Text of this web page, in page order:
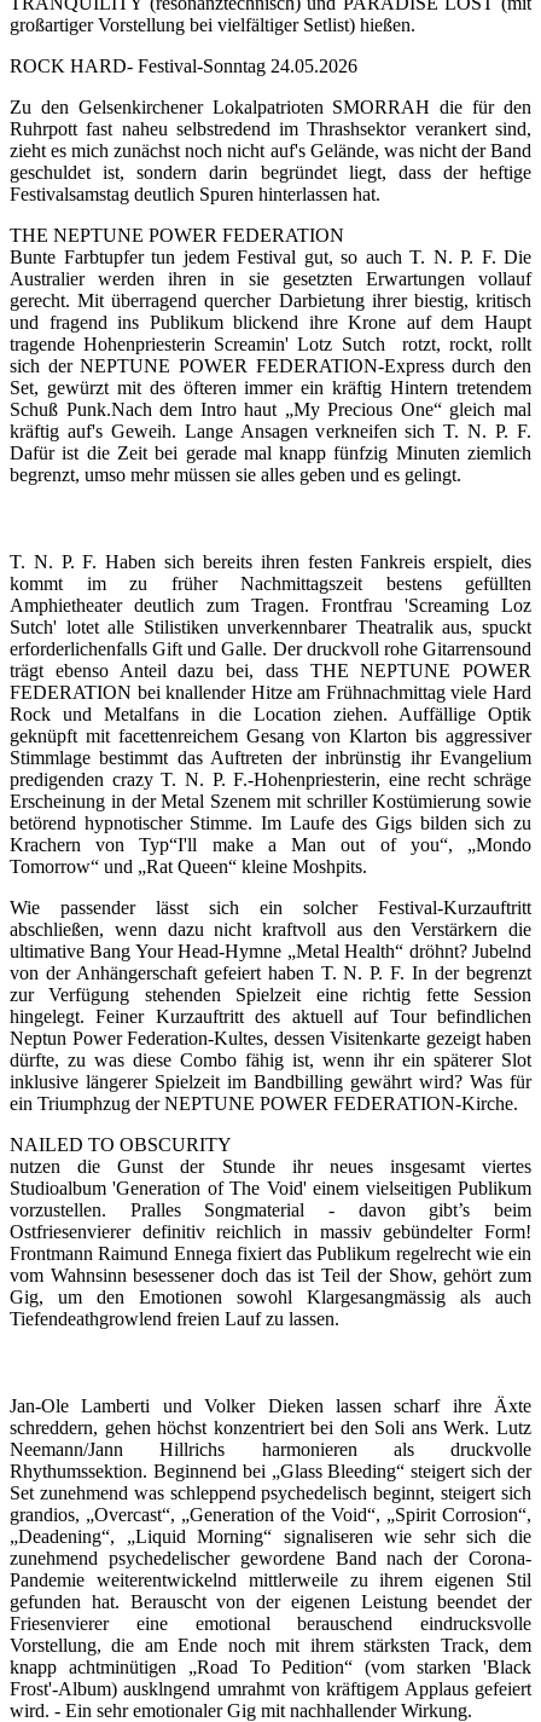
großartiger Vorstellung bei vielfältiger Setlist) hießen.
ROCK HARD- Festival-Sonntag 24.05.2026
Zu den Gelsenkirchener Lokalpatrioten SMORRAH die für den
Ruhrpott fast naheu selbstredend im Thrashsektor verankert sind,
zieht es mich zunächst noch nicht auf's Gelände, was nicht der Band
geschuldet ist, sondern darin begründet liegt, dass der heftige
Festivalsamstag deutlich Spuren hinterlassen hat.
THE NEPTUNE POWER FEDERATION
Bunte Farbtupfer tun jedem Festival gut, so auch T. N. P. F. Die
Australier werden ihren in sie gesetzten Erwartungen vollauf
gerecht. Mit überragend quercher Darbietung ihrer biestig, kritisch
und fragend ins Publikum blickend ihre Krone auf dem Haupt
tragende Hohenpriesterin Screamin' Lotz Sutch rotzt, rockt, rollt
sich der NEPTUNE POWER FEDERATION-Express durch den
Set, gewürzt mit des öfteren immer ein kräftig Hintern tretendem
Schuß Punk.Nach dem Intro haut „My Precious One“ gleich mal
kräftig auf's Geweih. Lange Ansagen verkneifen sich T. N. P. F.
Dafür ist die Zeit bei gerade mal knapp fünfzig Minuten ziemlich
begrenzt, umso mehr müssen sie alles geben und es gelingt.
T. N. P. F. Haben sich bereits ihren festen Fankreis erspielt, dies
kommt im zu früher Nachmittagszeit bestens gefüllten
Amphietheater deutlich zum Tragen. Frontfrau 'Screaming Loz
Sutch' lotet alle Stilistiken unverkennbarer Theatralik aus, spuckt
erforderlichenfalls Gift und Galle. Der druckvoll rohe Gitarrensound
trägt ebenso Anteil dazu bei, dass THE NEPTUNE POWER
FEDERATION bei knallender Hitze am Frühnachmittag viele Hard
Rock und Metalfans in die Location ziehen. Auffällige Optik
geknüpft mit facettenreichem Gesang von Klarton bis aggressiver
Stimmlage bestimmt das Auftreten der inbrünstig ihr Evangelium
predigenden crazy T. N. P. F.-Hohenpriesterin, eine recht schräge
Erscheinung in der Metal Szenem mit schriller Kostümierung sowie
betörend hypnotischer Stimme. Im Laufe des Gigs bilden sich zu
Krachern von Typ“I'll make a Man out of you“, „Mondo
Tomorrow“ und „Rat Queen“ kleine Moshpits.
Wie passender lässt sich ein solcher Festival-Kurzauftritt
abschließen, wenn dazu nicht kraftvoll aus den Verstärkern die
ultimative Bang Your Head-Hymne „Metal Health“ dröhnt? Jubelnd
von der Anhängerschaft gefeiert haben T. N. P. F. In der begrenzt
zur Verfügung stehenden Spielzeit eine richtig fette Session
hingelegt. Feiner Kurzauftritt des aktuell auf Tour befindlichen
Neptun Power Federation-Kultes, dessen Visitenkarte gezeigt haben
dürfte, zu was diese Combo fähig ist, wenn ihr ein späterer Slot
inklusive längerer Spielzeit im Bandbilling gewährt wird? Was für
ein Triumphzug der NEPTUNE POWER FEDERATION-Kirche.
NAILED TO OBSCURITY
nutzen die Gunst der Stunde ihr neues insgesamt viertes
Studioalbum 'Generation of The Void' einem vielseitigen Publikum
vorzustellen. Pralles Songmaterial - davon gibt’s beim
Ostfriesenvierer definitiv reichlich in massiv gebündelter Form!
Frontmann Raimund Ennega fixiert das Publikum regelrecht wie ein
vom Wahnsinn besessener doch das ist Teil der Show, gehört zum
Gig, um den Emotionen sowohl Klargesangmässig als auch
Tiefendeathgrowlend freien Lauf zu lassen.
Jan-Ole Lamberti und Volker Dieken lassen scharf ihre Äxte
schreddern, gehen höchst konzentriert bei den Soli ans Werk. Lutz
Neemann/Jann Hillrichs harmonieren als druckvolle
Rhythumssektion. Beginnend bei „Glass Bleeding“ steigert sich der
Set zunehmend was schleppend psychedelisch beginnt, steigert sich
grandios, „Overcast“, „Generation of the Void“, „Spirit Corrosion“,
„Deadening“, „Liquid Morning“ signaliseren wie sehr sich die
zunehmend psychedelischer gewordene Band nach der Corona-
Pandemie weiterentwickelnd mittlerweile zu ihrem eigenen Stil
gefunden hat. Berauscht von der eigenen Leistung beendet der
Friesenvierer eine emotional berauschend eindrucksvolle
Vorstellung, die am Ende noch mit ihrem stärksten Track, dem
knapp achtminütigen „Road To Pedition“ (vom starken 'Black
Frost'-Album) ausklngend umrahmt von kräftigem Applaus gefeiert
wird. - Ein sehr emotionaler Gig mit nachhallender Wirkung.